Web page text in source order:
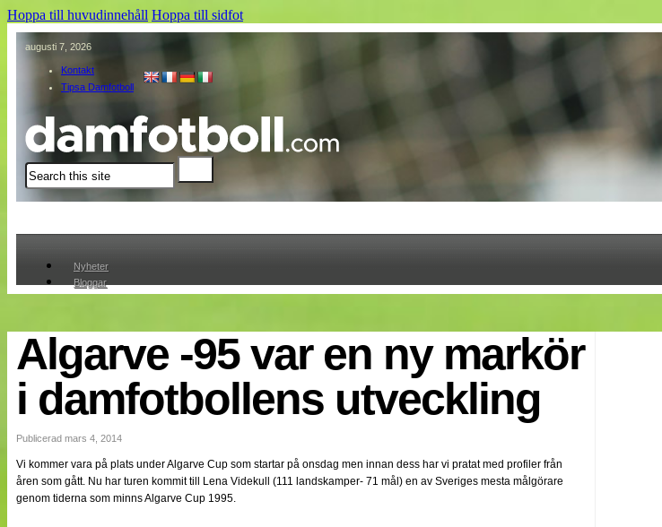
Hoppa till huvudinnehåll Hoppa till sidfot
augusti 7, 2026
Kontakt
Tipsa Damfotboll
Sök
Nyheter
Bloggar
Cuper
Medlemmar
Medlemsbilder
Till klubbkassan
Om oss
NÄTverket
Nyheter
Bloggar
Algarve -95 var en ny markör
i damfotbollens utveckling
Publicerad mars 4, 2014
Vi kommer vara på plats under Algarve Cup som startar på onsdag men innan dess har vi pratat med profiler från
åren som gått. Nu har turen kommit till Lena Videkull (111 landskamper- 71 mål) en av Sveriges mesta målgörare
genom tiderna som minns Algarve Cup 1995.